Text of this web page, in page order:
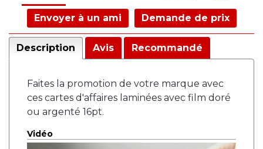
Envoyer à un ami Demande de prix
Description Avis Recommandé
Faites la promotion de votre marque avec
ces cartes d'affaires laminées avec film doré
ou argenté 16pt.
Vidéo